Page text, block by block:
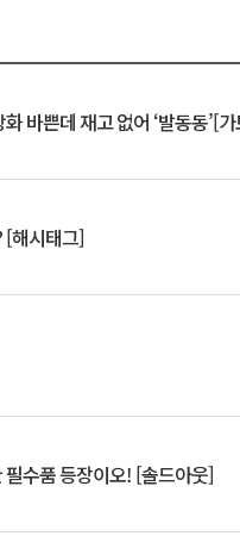
바쁜데 재고 없어 ‘발동동’[
[해시태그]
수품 등장이오! [솔드아웃]